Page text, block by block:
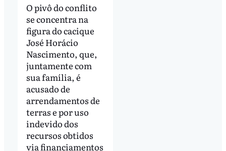
O pivô do conflito
se concentra na
figura do cacique
José Horácio
Nascimento, que,
juntamente com
sua família, é
acusado de
arrendamentos de
terras e por uso
indevido dos
recursos obtidos
via financiamentos